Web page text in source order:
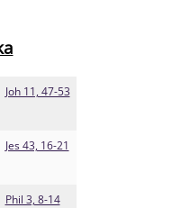
Joh 11, 47-53
Jes 43, 16-21
Phil 3, 8-14